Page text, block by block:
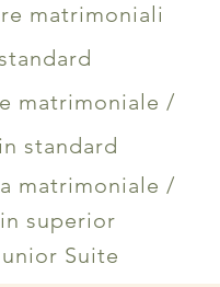
matrimoniali
matrimoniale /
standard
matrimoniale /
superior
Suite